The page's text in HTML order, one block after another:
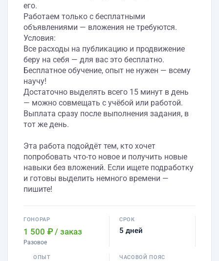
его.
Работаем только с бесплатными
объявлениями — вложения не требуются.
Условия:
Все расходы на публикацию и продвижение
беру на себя — для вас это бесплатно.
Бесплатное обучение, опыт не нужен — всему
научу!
Достаточно выделять всего 15 минут в день
— можно совмещать с учёбой или работой.
Выплата сразу после выполнения задания, в
тот же день.
Эта работа подойдёт тем, кто хочет
попробовать что-то новое и получить новые
навыки без вложений. Если ищете подработку
и готовы выделить немного времени —
пишите!
ГОНОРАР
1 500 ₽ / заказ
Разовое
СРОК
5 дней
ОПЫТ ЧАСОВОЙ ПОЯС